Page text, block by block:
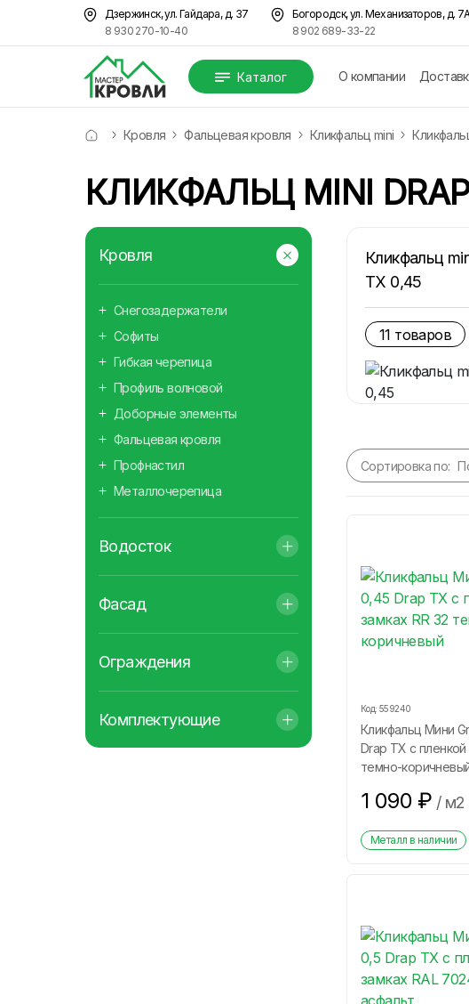
Дзержинск, ул. Гайдара, д. 37
8 930 270-10-40
Богородск, ул. Механизаторов, д.
8 902 689-33-22
Каталог О компании
Кровля Фальцевая кровля Кликфальц mini
КЛИКФАЛЬЦ MINI
Кровля
Снегозадержатели
Софиты
Гибкая черепица
Профиль волновой
Доборные элементы
Фальцевая кровля
Профнастил
Металлочерепица
Водосток
Фасад
Ограждения
Комплектующие
Кликфальц
TX 0,45
11 товаров
Сортировка по:
Код: 559240
Кликфальц Мини
Drap ТХ с пленкой
темно-
1 090 ₽ / м2
Металл в наличии